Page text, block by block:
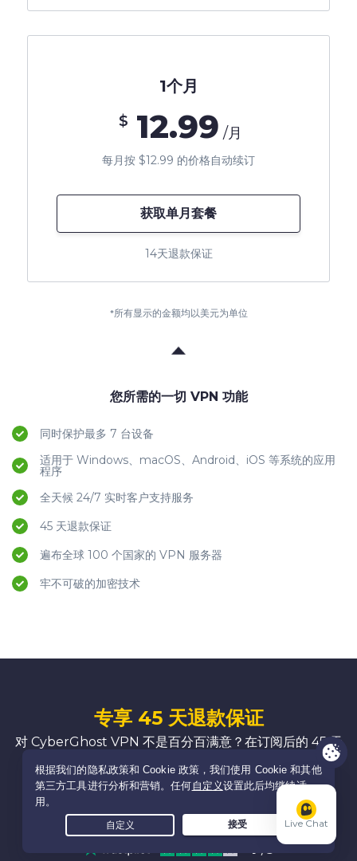
1个月
$ 12.99 /月
每月按 $12.99 的价格自动续订
获取单月套餐
14天退款保证
*所有显示的金额均以美元为单位
您所需的一切 VPN 功能
同时保护最多 7 台设备
适用于 Windows、macOS、Android、iOS 等系统的应用
程序
全天候 24/7 实时客户支持服务
45 天退款保证
遍布全球 100 个国家的 VPN 服务器
牢不可破的加密技术
专享 45 天退款保证
对 CyberGhost VPN 不是百分百满意？在订阅后的 45 天
4 /5
Live Chat